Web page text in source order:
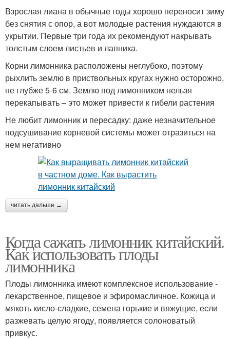
Взрослая лиана в обычные годы хорошо переносит зиму
без снятия с опор, а вот молодые растения нуждаются в
укрытии. Первые три года их рекомендуют накрывать
толстым слоем листьев и лапника.
Корни лимонника расположены неглубоко, поэтому
рыхлить землю в приствольных кругах нужно осторожно,
не глубже 5-6 см. Землю под лимонником нельзя
перекапывать – это может привести к гибели растения
Не любит лимонник и пересадку: даже незначительное
подсушивание корневой системы может отразиться на
нем негативно
читать дальше →
Когда сажать лимонник китайский.
Как использовать плоды
лимонника
Плоды лимонника имеют комплексное использование -
лекарственное, пищевое и эфиромасличное. Кожица и
мякоть кисло-сладкие, семена горькие и вяжущие, если
разжевать целую ягоду, появляется солоноватый
привкус.